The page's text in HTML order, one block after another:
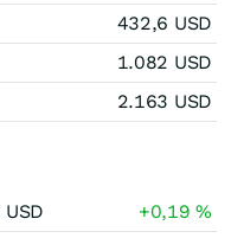
432,6 USD
1.082 USD
2.163 USD
USD +0,19%